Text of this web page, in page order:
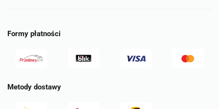
Formy płatności
Metody dostawy